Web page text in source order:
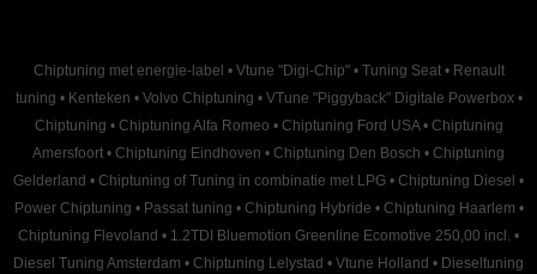
Chiptuning met energie-label • Vtune "Digi-Chip" • Tuning Seat • Renault
tuning • Kenteken • Volvo Chiptuning • VTune "Piggyback" Digitale Powerbox •
Chiptuning • Chiptuning Alfa Romeo • Chiptuning Ford USA • Chiptuning
Amersfoort • Chiptuning Eindhoven • Chiptuning Den Bosch • Chiptuning
Gelderland • Chiptuning of Tuning in combinatie met LPG • Chiptuning Diesel •
Power Chiptuning • Passat tuning • Chiptuning Hybride • Chiptuning Haarlem •
Chiptuning Flevoland • 1.2TDI Bluemotion Greenline Ecomotive 250,00 incl. •
Diesel Tuning Amsterdam • Chiptuning Lelystad • Vtune Holland • Dieseltuning